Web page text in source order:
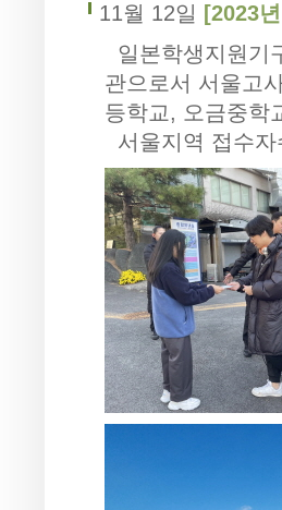
11월 12일 [2023
일본학생지원기
관으로서 서울고
등학교, 오금중학
서울지역 접수